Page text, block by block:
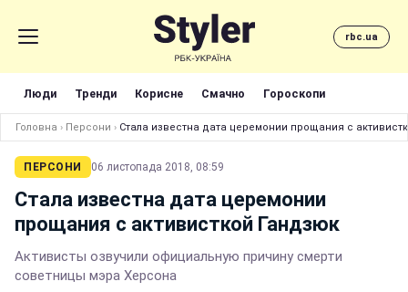
rbc.ua
Люди Тренди Корисне Смачно Гороскопи
Головна › Персони › Стала известна дата церемонии прощания с
ПЕРСОНИ 06 листопада 2018, 08:59
Стала известна дата церемонии
прощания с активисткой Гандзюк
Активисты озвучили официальную причину смерти
советницы мэра Херсона